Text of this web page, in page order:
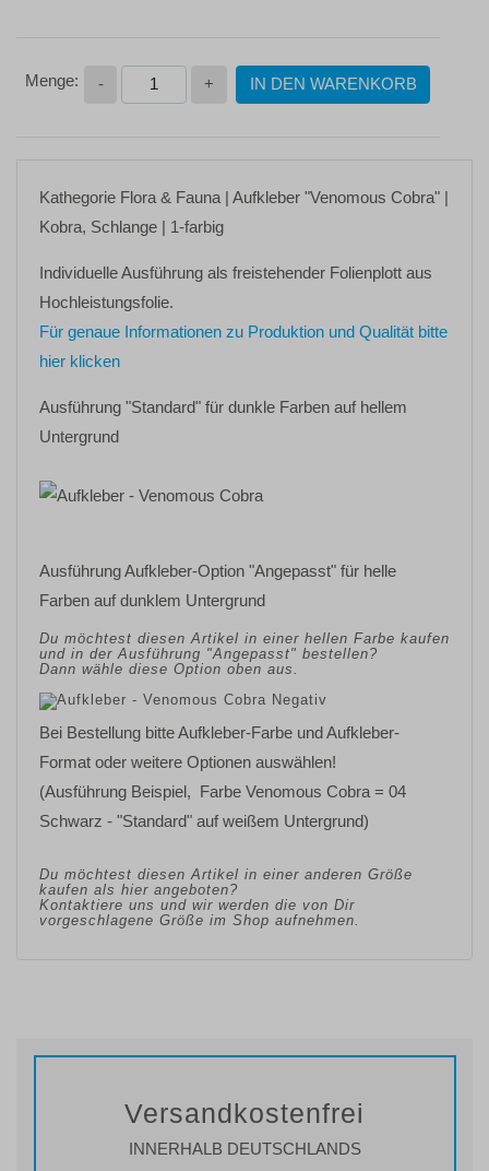
- + IN DEN WARENKORB
Kathegorie Flora & Fauna | Aufkleber "Venomous Cobra" |
Kobra, Schlange | 1-farbig
Individuelle Ausführung als freistehender Folienplott aus
Hochleistungsfolie.
Für genaue Informationen zu Produktion und Qualität bitte
hier klicken
Ausführung "Standard" für dunkle Farben auf hellem
Untergrund
Ausführung Aufkleber-Option "Angepasst" für helle
Farben auf dunklem Untergrund
Du möchtest diesen Artikel in einer hellen Farbe kaufen
und in der Ausführung "Angepasst" bestellen?
Dann wähle diese Option oben aus.
Bei Bestellung bitte Aufkleber-Farbe und Aufkleber-
Format oder weitere Optionen auswählen!
(Ausführung Beispiel, Farbe Venomous Cobra = 04
Schwarz - "Standard" auf weißem Untergrund)
Du möchtest diesen Artikel in einer anderen Größe
kaufen als hier angeboten?
Kontaktiere uns und wir werden die von Dir
vorgeschlagene Größe im Shop aufnehmen.
Versandkostenfrei
INNERHALB DEUTSCHLANDS